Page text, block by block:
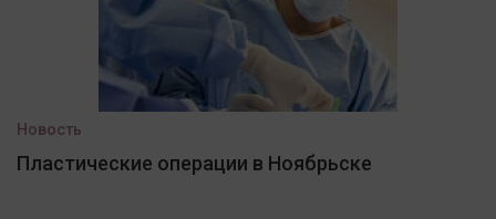
Новость
Пластические операции в Ноябрьске